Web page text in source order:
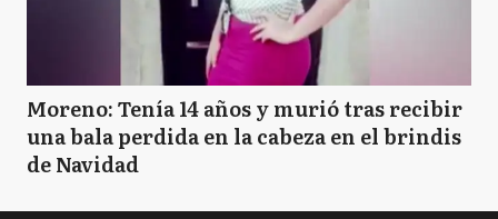
Moreno: Tenía 14 años y murió tras recibir
una bala perdida en la cabeza en el brindis
de Navidad